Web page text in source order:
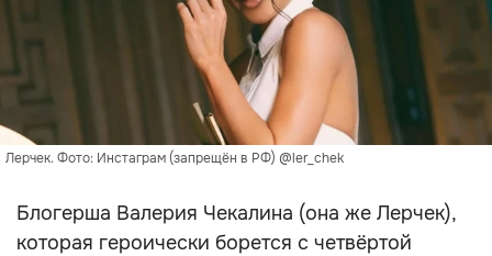
Лерчек. Фото: Инстаграм (запрещён в РФ) @ler_chek
Блогерша Валерия Чекалина (она же Лерчек),
которая героически борется с четвёртой